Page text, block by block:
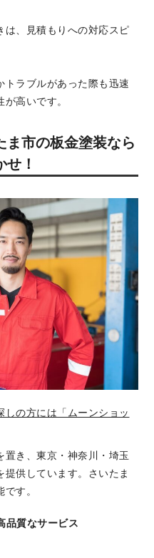
は、見積もりへの対応スピ
トラブルがあった際も迅速
高いです。
ま市の板金塗装なら
！
しの方には「ムーンショッ
置き、東京・神奈川・埼玉
供しています。さいたま
す。
品質なサービス